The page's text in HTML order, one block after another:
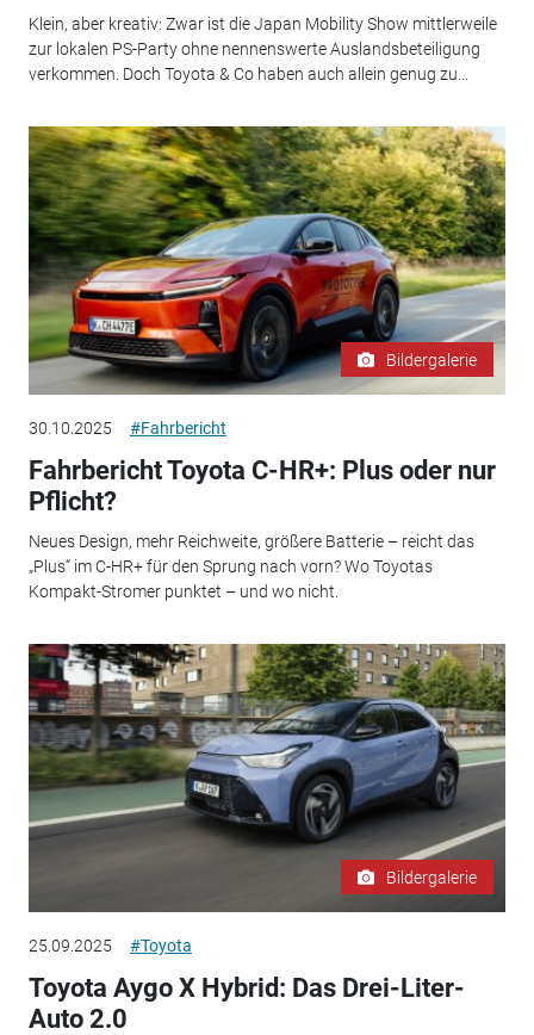
Klein, aber kreativ: Zwar ist die Japan Mobility Show mittlerweile
zur lokalen PS-Party ohne nennenswerte Auslandsbeteiligung
verkommen. Doch Toyota & Co haben auch allein genug zu...
Bildergalerie
30.10.2025 #Fahrbericht
Fahrbericht Toyota C-HR+: Plus oder nur
Pflicht?
Neues Design, mehr Reichweite, größere Batterie – reicht das
„Plus“ im C-HR+ für den Sprung nach vorn? Wo Toyotas
Kompakt-Stromer punktet – und wo nicht.
Bildergalerie
25.09.2025 #Toyota
Toyota Aygo X Hybrid: Das Drei-Liter-
Auto 2.0